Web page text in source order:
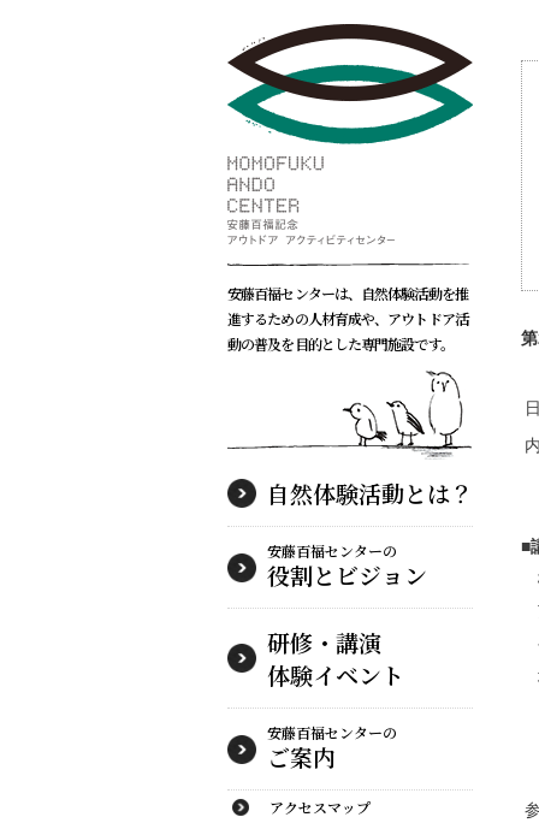
安藤百福センターは、自然体験活動を推
進するための人材育成や、アウトドア活
動の普及を目的とした専門施設です。
自然体験活動とは？
安藤百福センターの
役割とビジョン
研修・講演
体験イベント
安藤百福センターの
ご案内
アクセスマップ
■